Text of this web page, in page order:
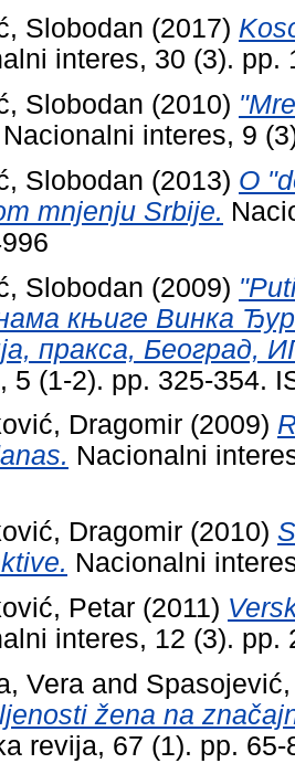
Slobodan (2017)
interes, 30 (3). pp.
Slobodan (2010)
Nacionalni interes, 9
Slobodan (2013) O
mnjenju Srbije.
Slobodan (2009)
књиге Винка
пракса, Београд,
5 (1-2). pp. 325-354.
Dragomir (2009)
Nacionalni
Dragomir (2010)
Nacionalni
Petar (2011)
interes, 12 (3). pp.
Vera and
žena na
revija, 67 (1). pp.